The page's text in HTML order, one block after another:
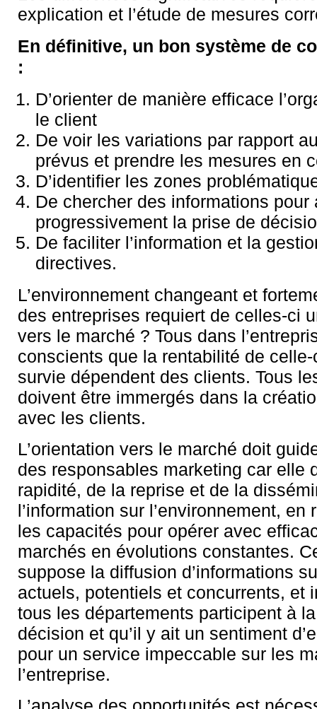
explication et l’étude de mesures
En définitive, un bon système de
:
D’orienter de manière efficace
le client
De voir les variations par rapport
prévus et prendre les mesures en
D’identifier les zones
De chercher des informations pour
progressivement la prise de
De faciliter l’information et la
directives.
L’environnement changeant et
des entreprises requiert de celles-ci
vers le marché ? Tous dans
conscients que la rentabilité de
survie dépendent des clients. Tous
doivent être immergés dans la
avec les clients.
L’orientation vers le marché doit
des responsables marketing car elle
rapidité, de la reprise et de la
l’information sur l’environnement, en
les capacités pour opérer avec
marchés en évolutions constantes.
suppose la diffusion d’informations
actuels, potentiels et concurrents, et
tous les départements participent à
décision et qu’il y ait un sentiment
pour un service impeccable sur les
l’entreprise.